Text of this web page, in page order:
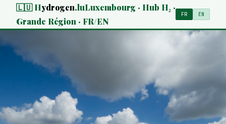
🇱🇺 Hydrogen.luLuxembourg · Hub H₂ ·
Grande Région · FR/EN
FR EN